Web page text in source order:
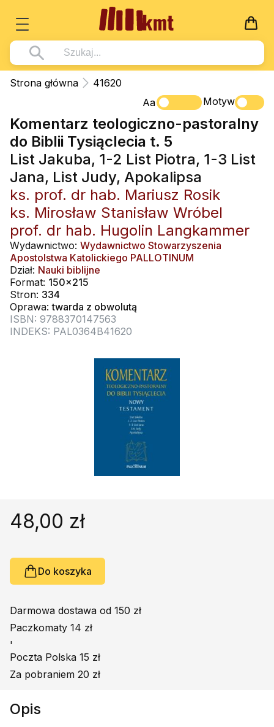
Książki
Wszystko z kategorii - Książki
Pismo Święte
Kościół Katolicki
Duszpasterstwo
Teologia
Życie chrześcijańskie
Duchowość
Literatura piękna
Religie
Kultura
Książki obcojęzyczne
Wszystko z kategorii - Multimedia
DVD
CD-ROM
Muzyka
Rekolekcje i inne na CD
Śpiew i modlitwa
Muzyka klasyczna
Śpiewniki
Dla Dzieci
Wszystko z kategorii - Dla Dzieci
Literatura (D)
Płyty, DVD (D)
Podręczniki i pomoce dydaktyczne
Podręczniki
Wszystko z kategorii - Podręczniki
Podręczniki i pomoce dydaktyczne
Zabawa i Nauka
Nowości
Zaloguj się
Strona główna
41620
Aa
Motyw
Komentarz teologiczno-pastoralny
do Biblii Tysiąclecia t. 5
List Jakuba, 1-2 List Piotra, 1-3 List
Jana, List Judy, Apokalipsa
ks. prof. dr hab. Mariusz Rosik
ks. Mirosław Stanisław Wróbel
prof. dr hab. Hugolin Langkammer
Wydawnictwo: Wydawnictwo Stowarzyszenia
Apostolstwa Katolickiego PALLOTINUM
Dział: Nauki biblijne
Format: 150x215
Stron: 334
Oprawa:twarda z obwolutą
ISBN: 9788370147563
INDEKS: PAL0364B41620
48,00 zł
Do koszyka
Darmowa dostawa od 150 zł
Paczkomaty 14 zł
'
Poczta Polska 15 zł
Za pobraniem 20 zł
Opis